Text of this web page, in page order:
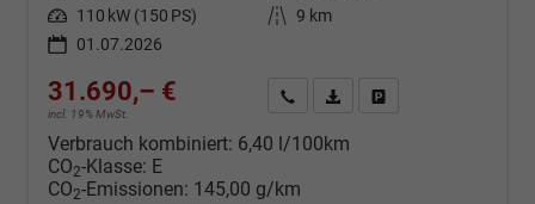
Leistung 110 kW (150 PS) Kilometerstand 9 km
01.07.2026
31.690,– €
incl. 19% MwSt.
Kontakt & Angebot anfordern
PDF-Datei, Fahrzeugexposé
Verbrauch kombiniert: 6,40 l/100km
CO2-Klasse: E
CO2-Emissionen: 145,00 g/km